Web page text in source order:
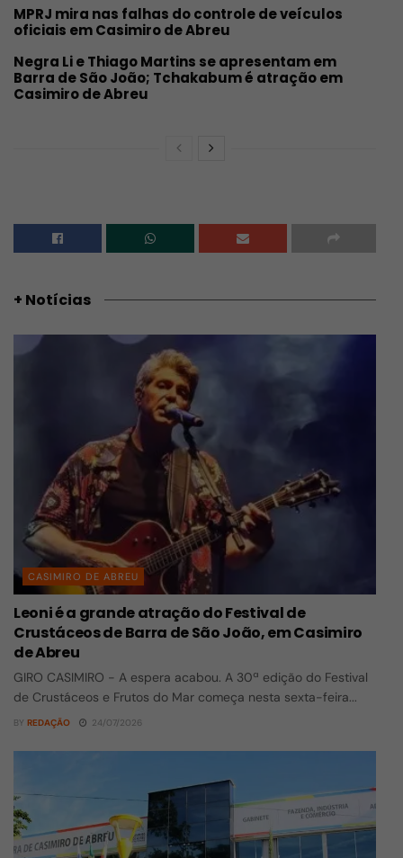
MPRJ mira nas falhas do controle de veículos
oficiais em Casimiro de Abreu
Negra Li e Thiago Martins se apresentam em
Barra de São João; Tchakabum é atração em
Casimiro de Abreu
+ Notícias
CASIMIRO DE ABREU
Leoni é a grande atração do Festival de
Crustáceos de Barra de São João, em Casimiro
de Abreu
GIRO CASIMIRO - A espera acabou. A 30ª edição do Festival
de Crustáceos e Frutos do Mar começa nesta sexta-feira...
BY REDAÇÃO 24/07/2026